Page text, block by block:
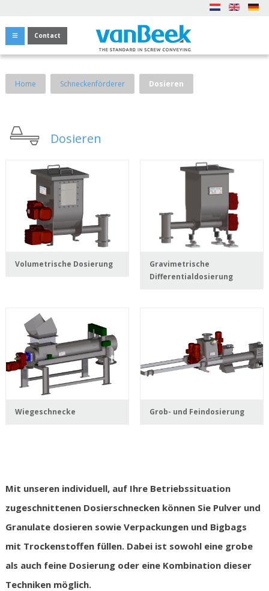
Contact
Home Schneckenförderer Dosieren
Dosieren
Volumetrische Dosierung
Gravimetrische
Differentialdosierung
Wiegeschnecke Grob- und Feindosierung
Mit unseren individuell, auf Ihre Betriebssituation
zugeschnittenen Dosierschnecken können Sie Pulver und
Granulate dosieren sowie Verpackungen und Bigbags
mit Trockenstoffen füllen. Dabei ist sowohl eine grobe
als auch feine Dosierung oder eine Kombination dieser
Techniken möglich.